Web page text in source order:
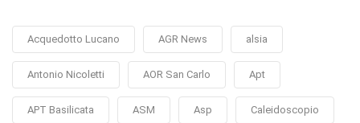
Acquedotto Lucano AGR News alsia
Antonio Nicoletti AOR San Carlo Apt
APT Basilicata ASM Asp Caleidoscopio